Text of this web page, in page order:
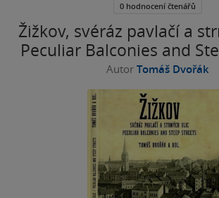
Žižkov, svéráz pavlačí a
Peculiar Balconies and
Autor Tomáš Dvořák
5
0 hodnocení čtenářů